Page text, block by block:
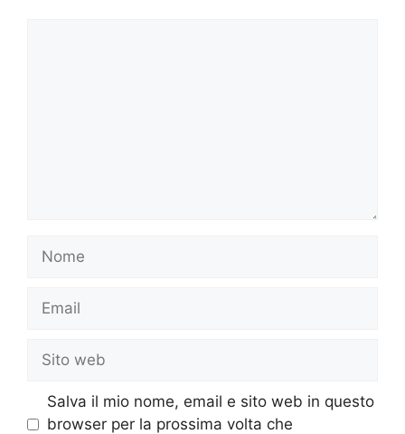
Nome
Email
Sito
web
Salva il mio nome, email e sito web in questo
browser per la prossima volta che